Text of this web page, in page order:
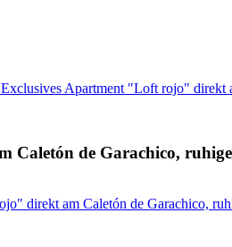
Apartment "Loft rojo" direkt
de Garachico,
direkt am Caletón de Garachico,